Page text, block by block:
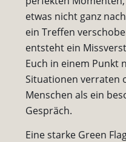
etwas nicht ganz
ein Treffen
entsteht ein
Euch in einem Punkt
Situationen verraten
Menschen als ein
Gespräch.
Eine starke Green